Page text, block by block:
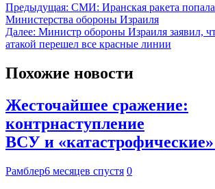
Предыдущая: СМИ: Иранская ракета
Министерства обороны Израиля
Далее: Министр обороны Израиля заявил,
атакой перешел все красные линии
Похожие новости
Жесточайшее сражение:
контрнаступление
ВСУ и
Рамблер6 месяцев спустя 0